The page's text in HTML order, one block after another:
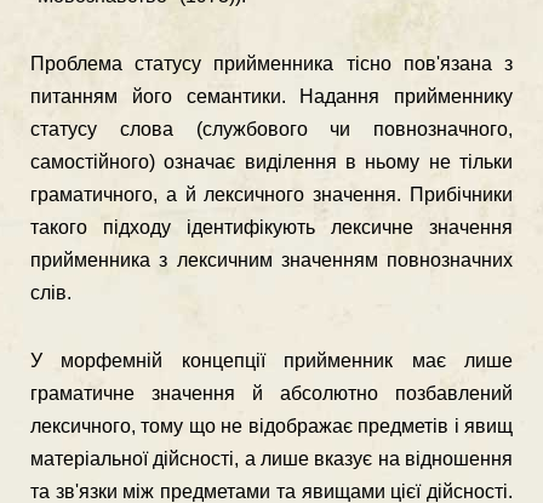
Проблема статусу прийменника тісно пов'язана з
питанням його семантики. Надання прийменнику
статусу слова (службового чи пов­нозначного,
самостійного) означає виділення в ньому не тільки
гра­матичного, а й лексичного значення. Прибічники
такого підходу ідентифікують лексичне значення
прийменника з лексичним зна­ченням повнозначних
слів.
У морфемній концепції прийменник має лише
граматичне зна­чення й абсолютно позбавлений
лексичного, тому що не відобра­жає предметів і явищ
матеріальної дійсності, а лише вказує на від­ношення
та зв'язки між предметами та явищами цієї дійсності.